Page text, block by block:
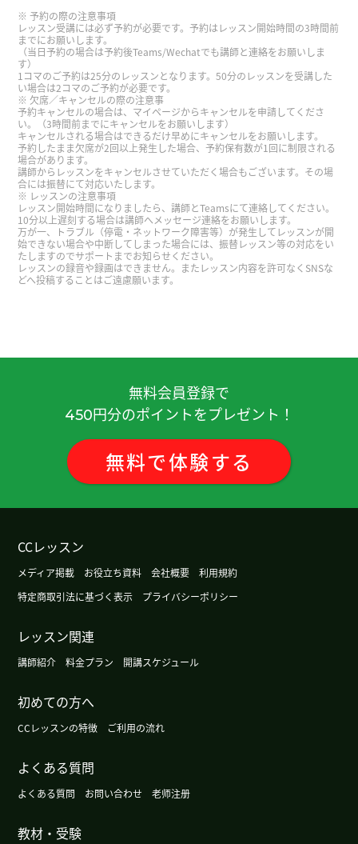
有用な語彙を教えていただき、ありがとうございま
した。( 50代 女性 )
いつも楽しい授業をありがとうございます。( 50代
女性 )
我还不太会说中文，但是老师耐心细致地陪我练习
对话。谢谢您。✨( 30代 女性 )
発音について、本当に根気良く、妥協なしでしっか
りと矯正してくださいました。嬉しかったです。少
しずつでも綺麗でラクな発音をマスターしていき
たいと思います。これからも宜しくお願いいたしま
す。( 50代 女性 )
好久不见了。上你的课我很开心，谢谢你。
今天谢谢！( 40代 女性 )
昨天谢谢你！
自分ができていない発音もlili老师は画面越しにし
っかりと分かりやすく教えてくださるので真似しや
女性 )
自分の中で理解できない単語はlili老师が表情や手
です。( 50代 女性 )
老师谢谢您！今天也我很开心，不知不觉地过了时
间。我马上复习发音。下次见。
今天也谢谢了。我非常开心。 注意发音，我练习多
昨天谢谢您！我要多听多读，还有要跟读。明白
候使用的笔记本.词典，边写这儿文章(;'∀') 不好意
予約の際の注意事項
レッスン受講には必ず予約が必要です。予約はレッスン開始時間の3時間前
までにお願いします。
（当日予約の場合は予約後Teams/Wechatでも講師と連絡をお願いしま
す）
1コマのご予約は25分のレッスンとなります。50分のレッスンを受講した
い場合は2コマのご予約が必要です。
欠席／キャンセルの際の注意事
予約キャンセルの場合は、マイページからキャンセルを申請してくださ
い。（3時間前までにキャンセルをお願いします）
キャンセルされる場合はできるだけ早めにキャンセルをお願いします。
予約したまま欠席が2回以上発生した場合、予約保有数が1回に制限される
場合があります。
講師からレッスンをキャンセルさせていただく場合もございます。その場
合には振替にて対応いたします。
レッスンの注意事項
レッスン開始時間になりましたら、講師とTeamsにて連絡してください。
10分以上遅刻する場合は講師へメッセージ連絡をお願いします。
万が一、トラブル（停電・ネットワーク障害等）が発生してレッスンが開
始できない場合や中断してしまった場合には、振替レッスン等の対応をい
たしますのでサポートまでお知らせください。
レッスンの録音や録画はできません。またレッスン内容を許可なくSNSな
どへ投稿することはご遠慮願います。
無料会員登録で
450円分のポイントをプレゼント！
無料で体験する
CCレッスン
メディア掲載 お役立ち資料 会社概要
利用規約
特定商取引法に基づく表示
プライバシーポリシー
レッスン関連
講師紹介 料金プラン 開講スケジュール
初めての方へ
CCレッスンの特徴 ご利用の流れ
よくある質問
よくある質問 お問い合わせ 老师注册
教材・受験